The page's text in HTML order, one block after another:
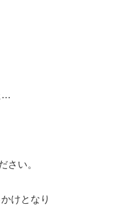
…
さい。
けとなり